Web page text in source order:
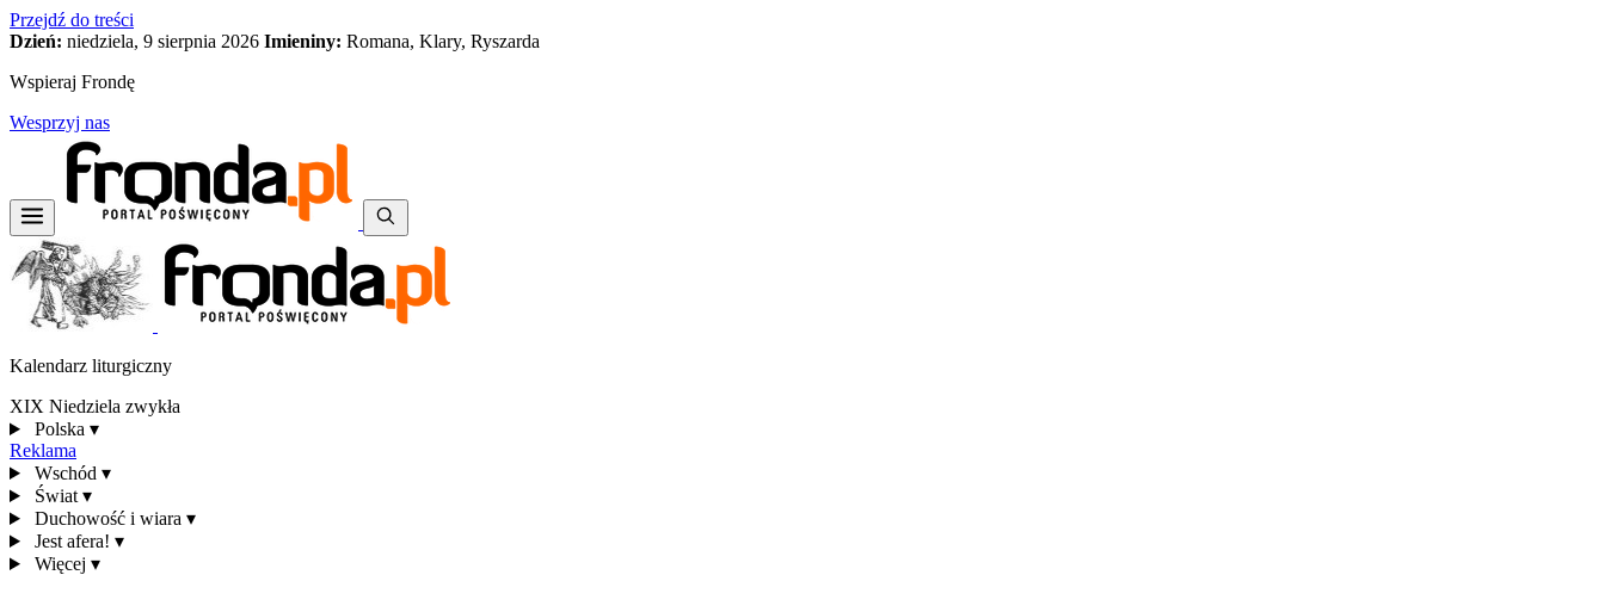
Przejdź do treści
Dzień: niedziela, 9 sierpnia 2026 Imieniny: Romana, Klary, Ryszarda
Wspieraj Frondę
Wesprzyj nas
Kalendarz liturgiczny
XIX Niedziela zwykła
Polska ▾
Reklama
Wschód ▾
Świat ▾
Duchowość i wiara ▾
Jest afera! ▾
Więcej ▾